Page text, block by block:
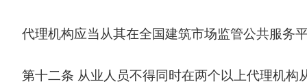
代理机构应当从其在全国建筑市场监管公共服务
第十二条 从业人员不得同时在两个以上代理机